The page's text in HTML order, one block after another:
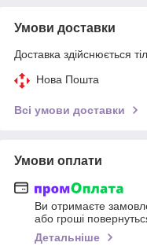
Умови доставки
Доставка здійснюється
Нова Пошта
Всі умови доставки
Умови оплати
Ви отримаєте
або гроші
Детальніше